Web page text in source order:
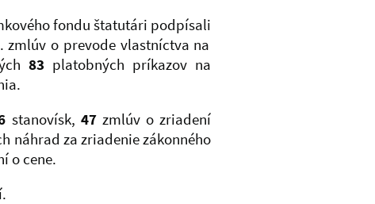
fondu štatutári podpísali
zmlúv o prevode vlastníctva na
83 platobných príkazov na
stanovísk, 47zmlúv o zriadení
náhrad za zriadenie zákonného
o cene.